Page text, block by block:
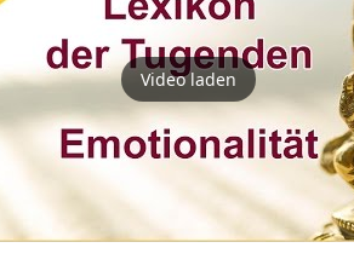
Video laden